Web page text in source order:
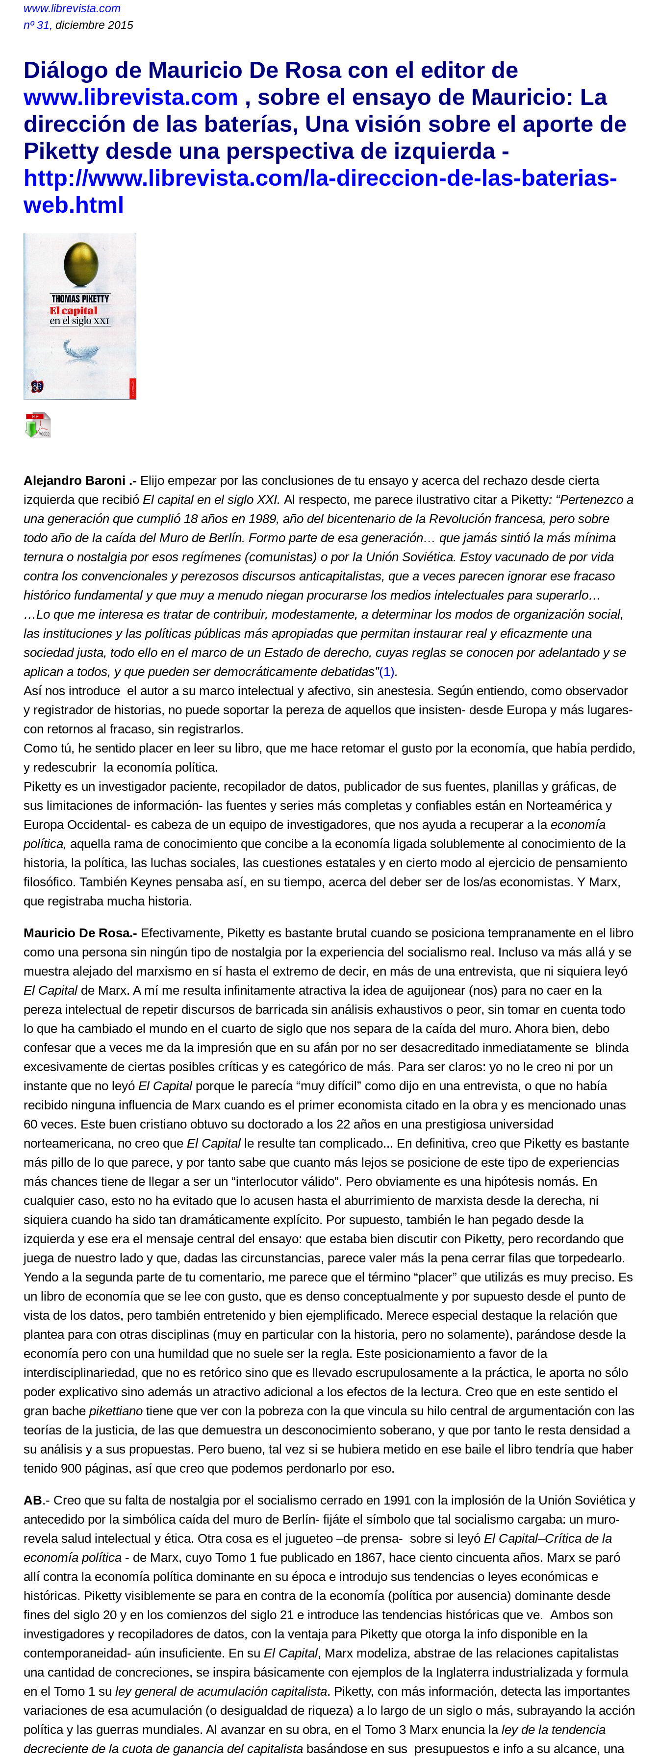
www.librevista.com
nº 31, diciembre 2015
Diálogo de Mauricio De Rosa con el editor de
www.librevista.com , sobre el ensayo de Mauricio: La
dirección de las baterías, Una visión sobre el aporte de
Piketty desde una perspectiva de izquierda -
http://www.librevista.com/la-direccion-de-las-baterias-
web.html
Alejandro Baroni .- Elijo empezar por las conclusiones de tu ensayo y acerca del rechazo desde cierta
izquierda que recibió El capital en el siglo XXI. Al respecto, me parece ilustrativo citar a Piketty: “Pertenezco a
una generación que cumplió 18 años en 1989, año del bicentenario de la Revolución francesa, pero sobre
todo año de la caída del Muro de Berlín. Formo parte de esa generación… que jamás sintió la más mínima
ternura o nostalgia por esos regímenes (comunistas) o por la Unión Soviética. Estoy vacunado de por vida
contra los convencionales y perezosos discursos anticapitalistas, que a veces parecen ignorar ese fracaso
histórico fundamental y que muy a menudo niegan procurarse los medios intelectuales para superarlo…
…Lo que me interesa es tratar de contribuir, modestamente, a determinar los modos de organización social,
las instituciones y las políticas públicas más apropiadas que permitan instaurar real y eficazmente una
sociedad justa, todo ello en el marco de un Estado de derecho, cuyas reglas se conocen por adelantado y se
aplican a todos, y que pueden ser democráticamente debatidas”(1).
Así nos introduce el autor a su marco intelectual y afectivo, sin anestesia. Según entiendo, como observador
y registrador de historias, no puede soportar la pereza de aquellos que insisten- desde Europa y más lugares-
con retornos al fracaso, sin registrarlos.
Como tú, he sentido placer en leer su libro, que me hace retomar el gusto por la economía, que había perdido,
y redescubrir la economía política.
Piketty es un investigador paciente, recopilador de datos, publicador de sus fuentes, planillas y gráficas, de
sus limitaciones de información- las fuentes y series más completas y confiables están en Norteamérica y
Europa Occidental- es cabeza de un equipo de investigadores, que nos ayuda a recuperar a laeconomía
política, aquella rama de conocimiento que concibe a la economía ligada solublemente al conocimiento de la
historia, la política, las luchas sociales, las cuestiones estatales y en cierto modo al ejercicio de pensamiento
filosófico. También Keynes pensaba así, en su tiempo, acerca del deber ser de los/as economistas. Y Marx,
que registraba mucha historia.
Mauricio De Rosa.- Efectivamente, Piketty es bastante brutal cuando se posiciona tempranamente en el libro
como una persona sin ningún tipo de nostalgia por la experiencia del socialismo real. Incluso va más allá y se
muestra alejado del marxismo en sí hasta el extremo de decir, en más de una entrevista, que ni siquiera leyó
El Capitalde Marx. A mí me resulta infinitamente atractiva la idea de aguijonear (nos) para no caer en la
pereza intelectual de repetir discursos de barricada sin análisis exhaustivos o peor, sin tomar en cuenta todo
lo que ha cambiado el mundo en el cuarto de siglo que nos separa de la caída del muro. Ahora bien, debo
confesar que a veces me da la impresión que en su afán por no ser desacreditado inmediatamente se blinda
excesivamente de ciertas posibles críticas y es categórico de más. Para ser claros: yo no le creo ni por un
instante que no leyó El Capitalporque le parecía “muy difícil” como dijo en una entrevista, o que no había
recibido ninguna influencia de Marx cuando es el primer economista citado en la obra y es mencionado unas
60 veces. Este buen cristiano obtuvo su doctorado a los 22 años en una prestigiosa universidad
norteamericana, no creo que El Capitalle resulte tan complicado... En definitiva, creo que Piketty es bastante
más pillo de lo que parece, y por tanto sabe que cuanto más lejos se posicione de este tipo de experiencias
más chances tiene de llegar a ser un “interlocutor válido”. Pero obviamente es una hipótesis nomás. En
cualquier caso, esto no ha evitado que lo acusen hasta el aburrimiento de marxista desde la derecha, ni
siquiera cuando ha sido tan dramáticamente explícito. Por supuesto, también le han pegado desde la
izquierda y ese era el mensaje central del ensayo: que estaba bien discutir con Piketty, pero recordando que
juega de nuestro lado y que, dadas las circunstancias, parece valer más la pena cerrar filas que torpedearlo.
Yendo a la segunda parte de tu comentario, me parece que el término “placer” que utilizás es muy preciso. Es
un libro de economía que se lee con gusto, que es denso conceptualmente y por supuesto desde el punto de
vista de los datos, pero también entretenido y bien ejemplificado. Merece especial destaque la relación que
plantea para con otras disciplinas (muy en particular con la historia, pero no solamente), parándose desde la
economía pero con una humildad que no suele ser la regla. Este posicionamiento a favor de la
interdisciplinariedad, que no es retórico sino que es llevado escrupulosamente a la práctica, le aporta no sólo
poder explicativo sino además un atractivo adicional a los efectos de la lectura. Creo que en este sentido el
gran bache pikettiano tiene que ver con la pobreza con la que vincula su hilo central de argumentación con las
teorías de la justicia, de las que demuestra un desconocimiento soberano, y que por tanto le resta densidad a
su análisis y a sus propuestas. Pero bueno, tal vez si se hubiera metido en ese baile el libro tendría que haber
tenido 900 páginas, así que creo que podemos perdonarlo por eso.
AB.- Creo que su falta de nostalgia por el socialismo cerrado en 1991 con la implosión de la Unión Soviética y
antecedido por la simbólica caída del muro de Berlín- fijáte el símbolo que tal socialismo cargaba: un muro-
revela salud intelectual y ética. Otra cosa es el jugueteo –de prensa- sobre si leyó El Capital–Crítica de la
economía política - de Marx, cuyo Tomo 1 fue publicado en 1867, hace ciento cincuenta años. Marx se paró
allí contra la economía política dominante en su época e introdujo sus tendencias o leyes económicas e
históricas. Piketty visiblemente se para en contra de la economía (política por ausencia) dominante desde
fines del siglo 20 y en los comienzos del siglo 21 e introduce las tendencias históricas que ve. Ambos son
investigadores y recopiladores de datos, con la ventaja para Piketty que otorga la info disponible en la
contemporaneidad- aún insuficiente. En su El Capital, Marx modeliza, abstrae de las relaciones capitalistas
una cantidad de concreciones, se inspira básicamente con ejemplos de la Inglaterra industrializada y formula
en el Tomo 1 su ley general de acumulación capitalista. Piketty, con más información, detecta las importantes
variaciones de esa acumulación (o desigualdad de riqueza) a lo largo de un siglo o más, subrayando la acción
política y las guerras mundiales. Al avanzar en su obra, en el Tomo 3 Marx enuncia la ley de la tendencia
decreciente de la cuota de ganancia del capitalista basándose en sus presupuestos e info a su alcance, una